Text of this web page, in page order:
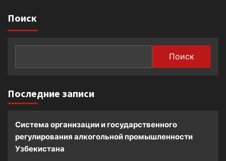
Поиск
Поиск
Последние записи
Система организации и государственного
регулирования алкогольной промышленности
Узбекистана